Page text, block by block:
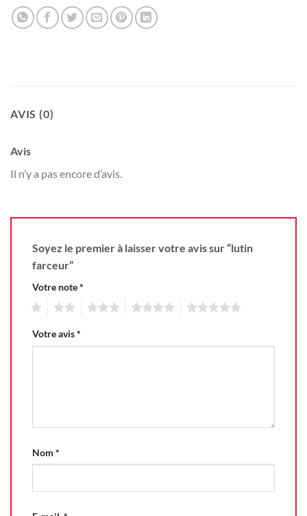
AVIS (0)
Avis
Il n’y a pas encore d’avis.
Soyez le premier à laisser votre avis sur “lutin
farceur”
Votre note*
Votre avis*
Nom *